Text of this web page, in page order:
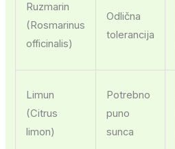
Ruzmarin
(Rosmarinus
officinalis)
Odlična
tolerancija
Limun
(Citrus
limon)
Potrebno
puno
sunca